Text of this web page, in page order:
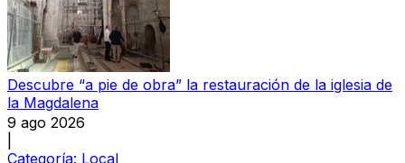
Descubre “a pie de obra” la restauración de la iglesia de
la Magdalena
9 ago 2026
Categoría: Local